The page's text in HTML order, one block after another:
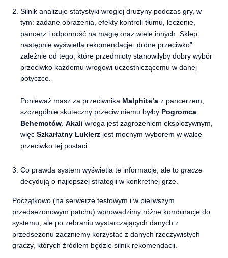
Silnik analizuje statystyki wrogiej drużyny podczas gry, w
tym: zadane obrażenia, efekty kontroli tłumu, leczenie,
pancerz i odporność na magię oraz wiele innych. Sklep
następnie wyświetla rekomendacje „dobre przeciwko”
zależnie od tego, które przedmioty stanowiłyby dobry wybór
przeciwko każdemu wrogowi uczestniczącemu w danej
potyczce.
Ponieważ masz za przeciwnika Malphite’a z pancerzem,
szczególnie skuteczny przeciw niemu byłby Pogromca
Behemotów Akali wroga jest zagrożeniem eksplozywnym,
więc Szkarłatny Łuklerz jest mocnym wyborem w walce
przeciwko tej postaci.
Co prawda system wyświetla te informacje, ale to gracze
decydują o najlepszej strategii w konkretnej grze.
Początkowo (na serwerze testowym i w pierwszym
przedsezonowym patchu) wprowadzimy różne kombinacje do
systemu, ale po zebraniu wystarczających danych z
przedsezonu zaczniemy korzystać z danych rzeczywistych
graczy, których źródłem będzie silnik rekomendacji.